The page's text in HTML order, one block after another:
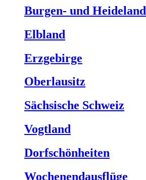
Burgen- und Heideland
Elbland
Erzgebirge
Oberlausitz
Sächsische Schweiz
Vogtland
Dorfschönheiten
Wochenendausflüge